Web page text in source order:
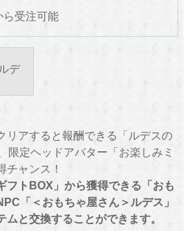
ら受注可能
デ
リアすると報酬できる「ルデスの
限定ヘッドアバター「お楽しみミ
チャンス！
フトBOX」から獲得できる「おも
「＜おもちゃ屋さん＞ルデス」
と交換することができます。